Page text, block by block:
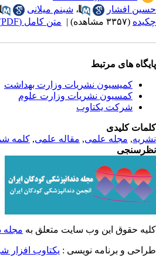
حسین افشار
، شبنم میلانی
چکیده (۳۳۵۷ مشاهده) | متن کامل (PDF)
پایگاه های مرتبط
کمیسیون نشریات وزارت بهداشت
کمسیون نشریات وزارت علوم
شرکت یکتاوب
کلمات کلیدی
نشریه, مجله علمی, مقاله علمی, کلمه
نظرسنجی
کلیه حقوق این وب سایت متعلق به مجله
طراحی و برنامه نویسی : یکتاوب افزار